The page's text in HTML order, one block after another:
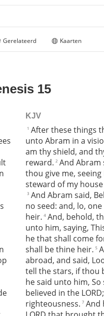
Gerelateerd Kaarten
15
KJV
1 After these things
unto Abram in a
am thy shield, and
reward. 2 And Abram
thou give me,
steward of my
3 And Abram said,
no seed: and, lo,
heir. 4 And, behold,
unto him, saying,
he that shall come
shall be thine heir. 5
abroad, and said,
tell the stars, if thou
he said unto him, So
believed in the
righteousness. 7 And